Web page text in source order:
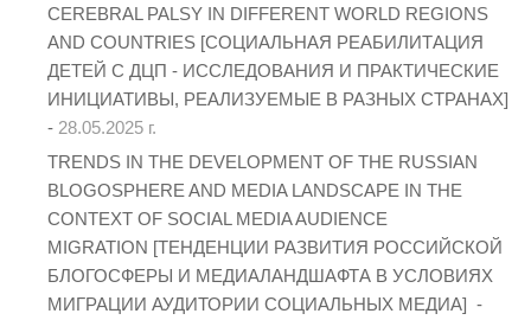
CEREBRAL PALSY IN DIFFERENT WORLD REGIONS
AND COUNTRIES [СОЦИАЛЬНАЯ РЕАБИЛИТАЦИЯ
ДЕТЕЙ С ДЦП - ИССЛЕДОВАНИЯ И ПРАКТИЧЕСКИЕ
ИНИЦИАТИВЫ, РЕАЛИЗУЕМЫЕ В РАЗНЫХ СТРАНАХ]
- 28.05.2025 г.
TRENDS IN THE DEVELOPMENT OF THE RUSSIAN
BLOGOSPHERE AND MEDIA LANDSCAPE IN THE
CONTEXT OF SOCIAL MEDIA AUDIENCE
MIGRATION [ТЕНДЕНЦИИ РАЗВИТИЯ РОССИЙСКОЙ
БЛОГОСФЕРЫ И МЕДИАЛАНДШАФТА В УСЛОВИЯХ
МИГРАЦИИ АУДИТОРИИ СОЦИАЛЬНЫХ МЕДИА] -